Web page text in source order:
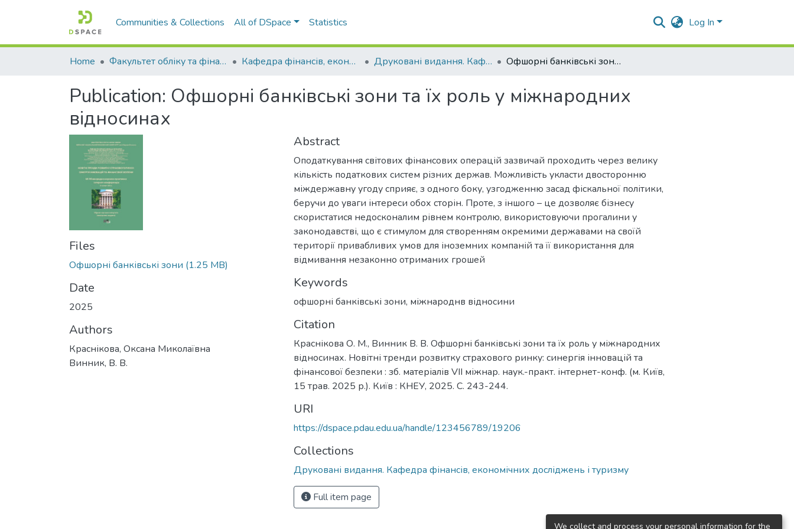
Communities & Collections All of DSpace Statistics Log In
Home Факультет обліку та фінансів Кафедра фінансів, економічних досліджень і туризму Друковані видання. Кафедра фінансів, економічних досліджень і туризму Офшорні банківські зони та їх роль у міжнародних відносинах
Publication: Офшорні банківські зони та їх роль у міжнародних
відносинах
Files
Офшорні банківські зони (1.25 MB)
Date
2025
Authors
Краснікова, Оксана Миколаївна
Винник, В. В.
Abstract
Оподаткування світових фінансових операцій зазвичай проходить через велику
кількість податкових систем різних держав. Можливість укласти двосторонню
міждержавну угоду сприяє, з одного боку, узгодженню засад фіскальної політики,
беручи до уваги інтереси обох сторін. Проте, з іншого – це дозволяє бізнесу
скористатися недосконалим рівнем контролю, використовуючи прогалини у
законодавстві, що є стимулом для створенням окремими державами на своїй
території привабливих умов для іноземних компаній та її використання для
відмивання незаконно отриманих грошей
Keywords
офшорні банківські зони, міжнароднв відносини
Citation
Краснікова О. М., Винник В. В. Офшорні банківські зони та їх роль у міжнародних
відносинах. Новітні тренди розвитку страхового ринку: синергія інновацій та
фінансової безпеки : зб. матеріалів VІІ міжнар. наук.-практ. інтернет-конф. (м. Київ,
15 трав. 2025 р.). Київ : КНЕУ, 2025. С. 243-244.
URI
https://dspace.pdau.edu.ua/handle/123456789/19206
Collections
Друковані видання. Кафедра фінансів, економічних досліджень і туризму
Full item page
We collect and process your personal information for the